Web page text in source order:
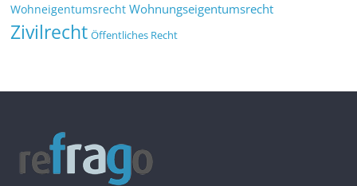
Wohneigentumsrecht Wohnungseigentumsrecht
Zivilrecht Öffentliches Recht